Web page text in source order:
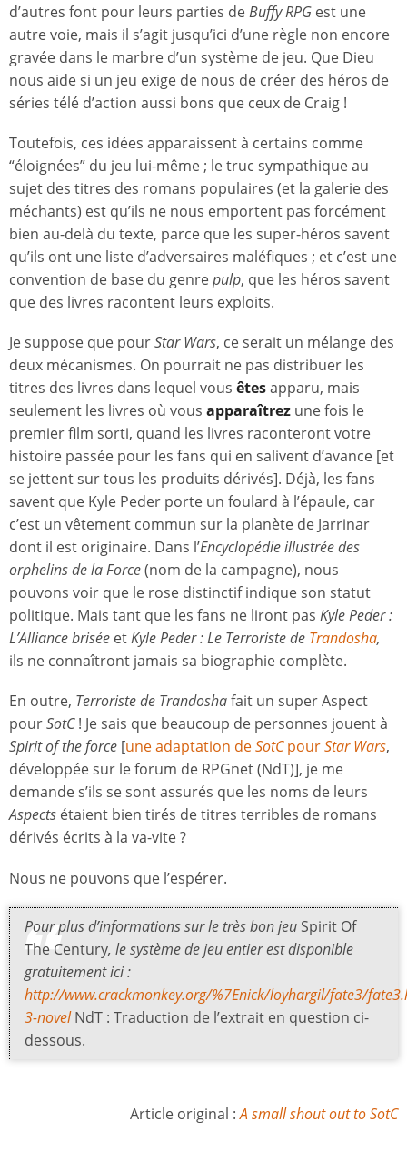
d’autres font pour leurs parties deBuffy RPG est une
autre voie, mais il s’agit jusqu’ici d’une règle non encore
gravée dans le marbre d’un système de jeu. Que Dieu
nous aide si un jeu exige de nous de créer des héros de
séries télé d’action aussi bons que ceux de Craig !
Toutefois, ces idées apparaissent à certains comme
“éloignées” du jeu lui-même ; le truc sympathique au
sujet des titres des romans populaires (et la galerie des
méchants) est qu’ils ne nous emportent pas forcément
bien au-delà du texte, parce que les super-héros savent
qu’ils ont une liste d’adversaires maléfiques ; et c’est une
convention de base du genrepulp, que les héros savent
que des livres racontent leurs exploits.
Je suppose que pourStar Wars, ce serait un mélange des
deux mécanismes. On pourrait ne pas distribuer les
titres des livres dans lequel vous êtesapparu, mais
seulement les livres où vous apparaîtrez une fois le
premier film sorti, quand les livres raconteront votre
histoire passée pour les fans qui en salivent d’avance [et
se jettent sur tous les produits dérivés]. Déjà, les fans
savent que Kyle Peder porte un foulard à l’épaule, car
c’est un vêtement commun sur la planète de Jarrinar
dont il est originaire. Dans l’Encyclopédie illustrée des
orphelins de la Force(nom de la campagne), nous
pouvons voir que le rose distinctif indique son statut
politique. Mais tant que les fans ne liront pas Kyle Peder :
L’Alliance brisée etKyle Peder :Le Terroriste de Trandosha,
ils ne connaîtront jamais sa biographie complète.
En outre, Terroriste de Trandoshafait un super Aspect
pourSotC! Je sais que beaucoup de personnes jouent à
Spirit of the force [une adaptation deSotCpourStar Wars,
développée sur le forum de RPGnet (NdT)], je me
demande s’ils se sont assurés que les noms de leurs
Aspects étaient bien tirés de titres terribles de romans
dérivés écrits à la va-vite ?
Nous ne pouvons que l’espérer.
Pour plus d’informations sur le très bon jeu Spirit Of
The Century, le système de jeu entier est disponible
gratuitement ici :
http://www.crackmonkey.org/%7Enick/loyhargil/fate3/
3-novel NdT : Traduction de l’extrait en question ci-
dessous.
Article original :A small shout out to SotC